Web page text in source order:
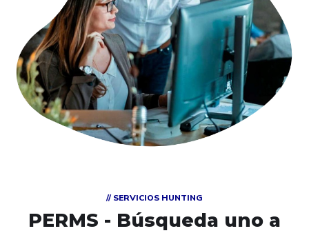
// SERVICIOS HUNTING
PERMS - Búsqueda uno a